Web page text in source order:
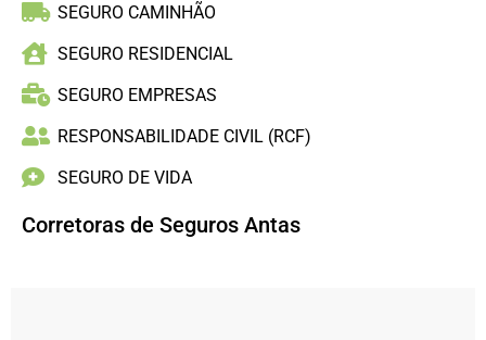
SEGURO CAMINHÃO
SEGURO RESIDENCIAL
SEGURO EMPRESAS
RESPONSABILIDADE CIVIL (RCF)
SEGURO DE VIDA
Corretoras de Seguros Antas